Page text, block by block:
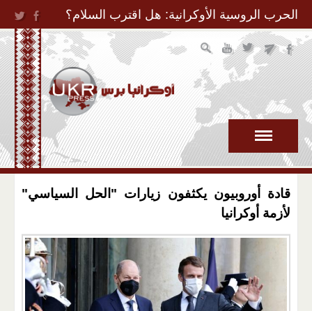
Jump to Navigation
الحرب الروسية الأوكرانية: هل اقترب السلام؟
قادة أوروبيون يكثفون زيارات "الحل السياسي"
لأزمة أوكرانيا